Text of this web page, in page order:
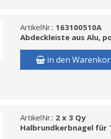
ArtikelNr.: 163100510A
Abdeckleiste aus Alu,
in den
ArtikelNr.: 2 x 3 Qy
Halbrundkerbnagel für